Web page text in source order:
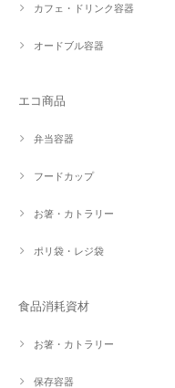
カフェ・ドリンク容器
オードブル容器
エコ商品
弁当容器
フードカップ
お箸・カトラリー
ポリ袋・レジ袋
食品消耗資材
お箸・カトラリー
保存容器